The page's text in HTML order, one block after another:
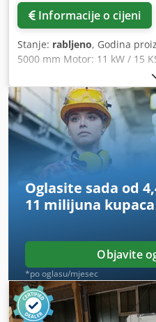
Informacije o cijeni
Stanje: rabljeno, Godina
5000 mm Motor: 11 kW / 15
predrezača, priprema za
Laserski indikator rezne
visine i nagiba 5000 x 1400 x
Mjesto skladištenja:
Oglasite sada od
11 milijuna kupaca
Objavite
*po oglasu/mjesec